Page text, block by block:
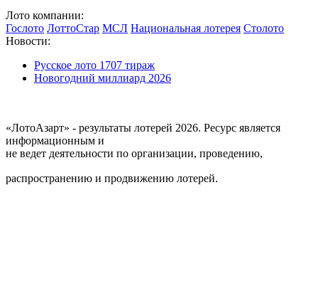
Лото компании:
Гослото ЛоттоСтар МСЛ Национальная лотерея Столото
Новости:
Русское лото 1707 тираж
Новогодний миллиард 2026
«ЛотоАзарт» - результаты лотерей 2026. Ресурс является
информационным и
не ведет деятельности по организации, проведению,
распространению и продвижению лотерей.